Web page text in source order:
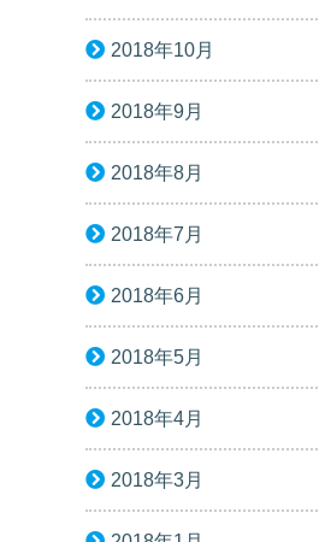
2018年10月
2018年9月
2018年8月
2018年7月
2018年6月
2018年5月
2018年4月
2018年3月